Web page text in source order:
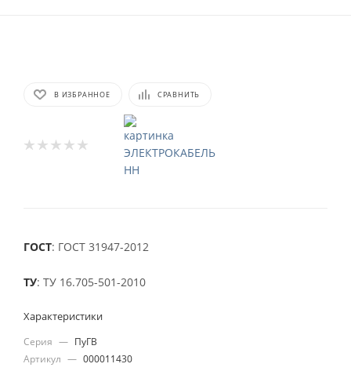
В ИЗБРАННОЕ СРАВНИТЬ
ГОСТ: ГОСТ 31947-2012
ТУ: ТУ 16.705-501-2010
Характеристики
Серия — ПуГВ
Артикул — 000011430